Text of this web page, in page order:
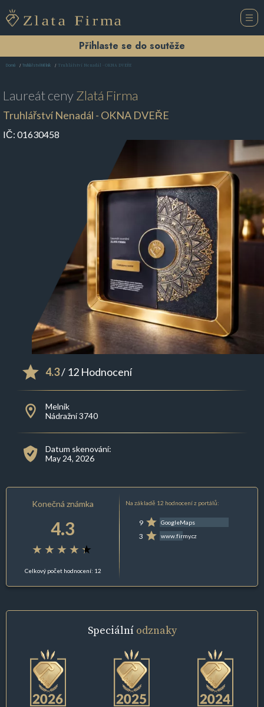
Přihlaste se do soutěže
Domů Truhlářství Mělník Truhlářství Nenadál - OKNA DVEŘE
Laureát cenyZlatá Firma
Truhlářství Nenadál - OKNA DVEŘE
IČ: 01630458
4.3/ 12 Hodnocení
Melnik
Nádražní 3740
Datum skenování:
May 24, 2026
Konečná známka
4.3
Celkový počet hodnocení: 12
Na základě 12 hodnocení z portálů:
9 GoogleMaps
3 www.firmy.cz
Speciální odznaky